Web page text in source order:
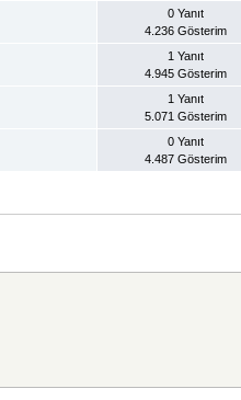
0 Yanıt
4.236 Gösterim
1 Yanıt
4.945 Gösterim
1 Yanıt
5.071 Gösterim
0 Yanıt
4.487 Gösterim